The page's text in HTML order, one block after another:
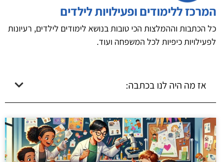
המרכז ללימודים ופעילויות לילדים
כל הכתבות וההמלצות הכי טובות בנושא לימודים לילדים, רעיונות
לפעילויות כיפיות לכל המשפחה ועוד.
אז מה היה לנו בכתבה: